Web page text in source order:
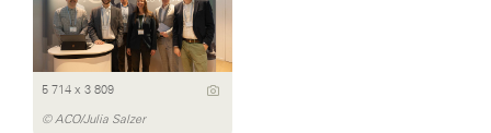
5 714 x 3 809
© ACO/Julia Salzer